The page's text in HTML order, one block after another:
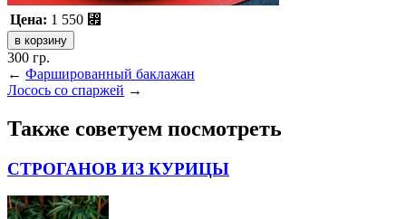
Цена: 1 550 ⃏
300 гр.
← Фаршированный баклажан
Лосось со спаржей →
Также советуем посмотреть
СТРОГАНОВ ИЗ КУРИЦЫ